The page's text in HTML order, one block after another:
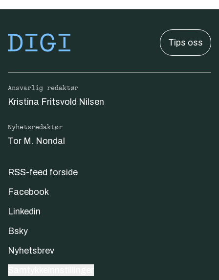
Tips oss
Ansvarlig redaktør
Kristina Fritsvold Nilsen
Nyhetsredaktør
Tor M. Nondal
RSS-feed forside
Facebook
Linkedin
Bsky
Nyhetsbrev